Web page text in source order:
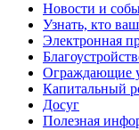
Новости и
Узнать, кто
Электронная
Ограждающие
Капитальный
Досуг
Полезная